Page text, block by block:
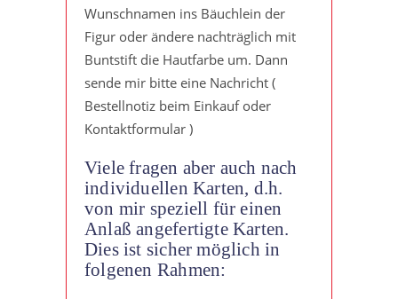
Wunschnamen ins Bäuchlein der
Figur oder ändere nachträglich mit
Buntstift die Hautfarbe um. Dann
sende mir bitte eine Nachricht (
Bestellnotiz beim Einkauf oder
Kontaktformular )
Viele fragen aber auch nach
individuellen Karten, d.h.
von mir speziell für einen
Anlaß angefertigte Karten.
Dies ist sicher möglich in
folgenen Rahmen: